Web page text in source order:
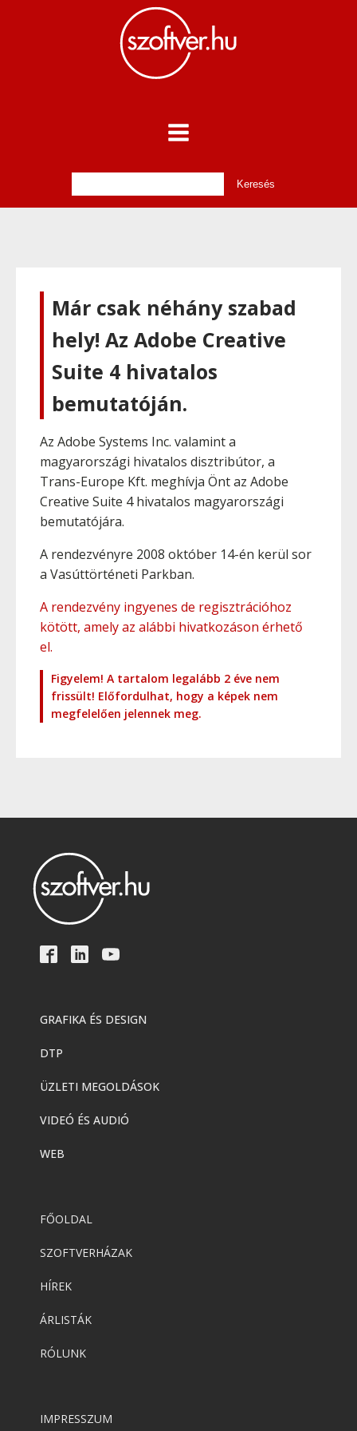
Már csak néhány szabad
hely! Az Adobe Creative
Suite 4 hivatalos
bemutatóján.
Az Adobe Systems Inc. valamint a
magyarországi hivatalos disztribútor, a
Trans-Europe Kft. meghívja Önt az Adobe
Creative Suite 4 hivatalos magyarországi
bemutatójára.
A rendezvényre 2008 október 14-én kerül sor
a Vasúttörténeti Parkban.
A rendezvény ingyenes de regisztrációhoz
kötött, amely az alábbi hivatkozáson érhető
el.
Figyelem! A tartalom legalább 2 éve nem
frissült! Előfordulhat, hogy a képek nem
megfelelően jelennek meg.
GRAFIKA ÉS DESIGN
DTP
ÜZLETI MEGOLDÁSOK
VIDEÓ ÉS AUDIÓ
WEB
FŐOLDAL
SZOFTVERHÁZAK
HÍREK
ÁRLISTÁK
RÓLUNK
IMPRESSZUM